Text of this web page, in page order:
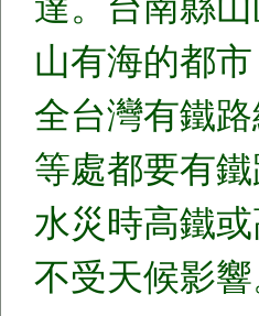
山有海的都
全台灣有鐵
等處都要有
水災時高鐵
不受天候影響